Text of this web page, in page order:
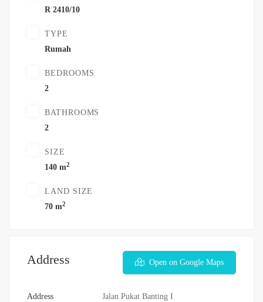
R 2410/10
TYPE
Rumah
BEDROOMS
2
BATHROOMS
2
SIZE
140 m2
LAND SIZE
70 m2
Address Open on Google Maps
Address Jalan Pukat Banting I